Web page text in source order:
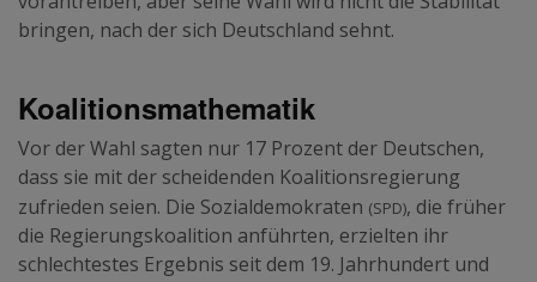
bringen, nach der sich Deutschland sehnt.
Koalitionsmathematik
Vor der Wahl sagten nur 17 Prozent der Deutschen,
dass sie mit der scheidenden Koalitionsregierung
zufrieden seien. Die Sozialdemokraten (spd), die früher
die Regierungskoalition anführten, erzielten ihr
schlechtestes Ergebnis seit dem 19. Jahrhundert und